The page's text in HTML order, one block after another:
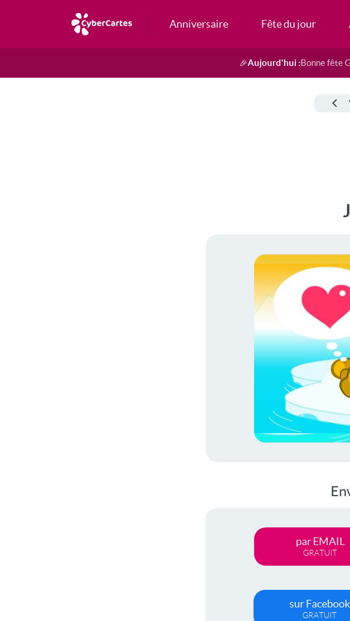
Anniversaire Fête du jour
🎉Aujourd'hui :Bonne fête
par EMAIL
GRATUIT
sur Facebook
GRATUIT